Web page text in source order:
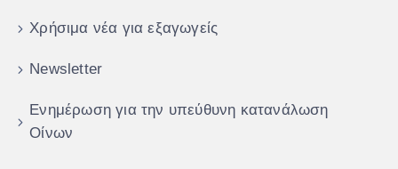
Χρήσιμα νέα για εξαγωγείς
Newsletter
Ενημέρωση για την υπεύθυνη κατανάλωση
Οίνων